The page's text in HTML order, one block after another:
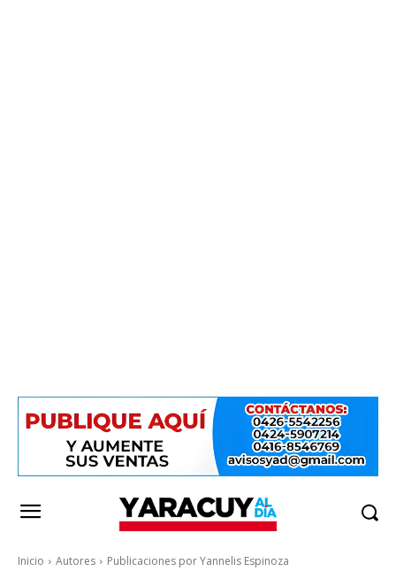
Inicio Autores Publicaciones por Yannelis Espinoza